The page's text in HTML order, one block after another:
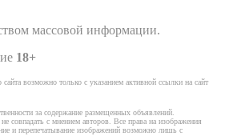
массовой информации.
18+
возможно только с указанием активной ссылки на сайт
за содержание размещенных объявлений.
совпадать с мнением авторов. Все права на изображения
и перепечатывание изображений возможно лишь с